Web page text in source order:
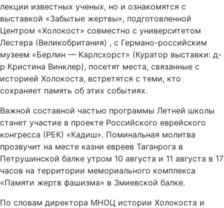
лекции известных ученых, но и ознакомятся с
выставкой «Забытые жертвы», подготовленной
Центром «Холокост» совместно с университетом
Лестера (Великобритания) , с Германо-российским
музеем «Берлин — Карлсхорст» (Куратор выставки: д-
р Кристина Винклер), посетят места, связанные с
историей Холокоста, встретятся с теми, кто
сохраняет память об этих событиях.
Важной составной частью программы Летней школы
станет участие в проекте Российского еврейского
конгресса (РЕК) «Кадиш». Поминальная молитва
прозвучит на месте казни евреев Таганрога в
Петрушинской балке утром 10 августа и 11 августа в 17
часов на территории мемориального комплекса
«Памяти жертв фашизма» в Змиевской балке.
По словам директора МНОЦ истории Холокоста и